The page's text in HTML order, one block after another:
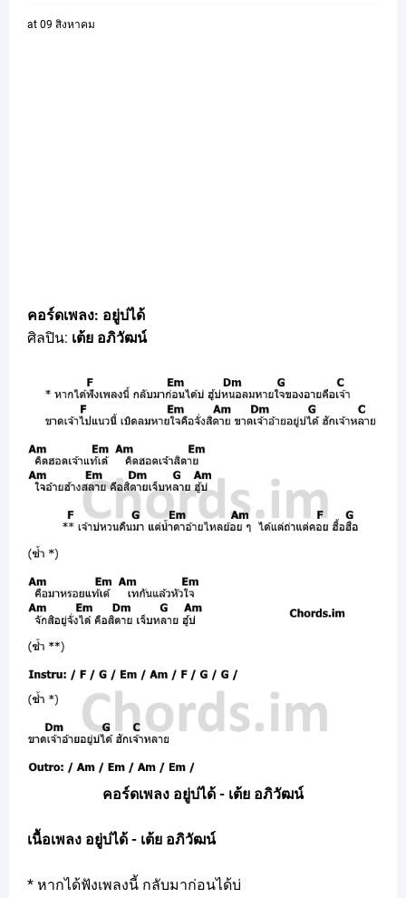
at 09 สิงหาคม
คอร์ดเพลง: อยู่บ่ได้
ศิลปิน: เต้ย อภิวัฒน์
คอร์ดเพลง อยู่บ่ได้ - เต้ย อภิวัฒน์
เนื้อเพลง อยู่บ่ได้ - เต้ย อภิวัฒน์
* หากได้ฟังเพลงนี้ กลับมาก่อนได้บ่